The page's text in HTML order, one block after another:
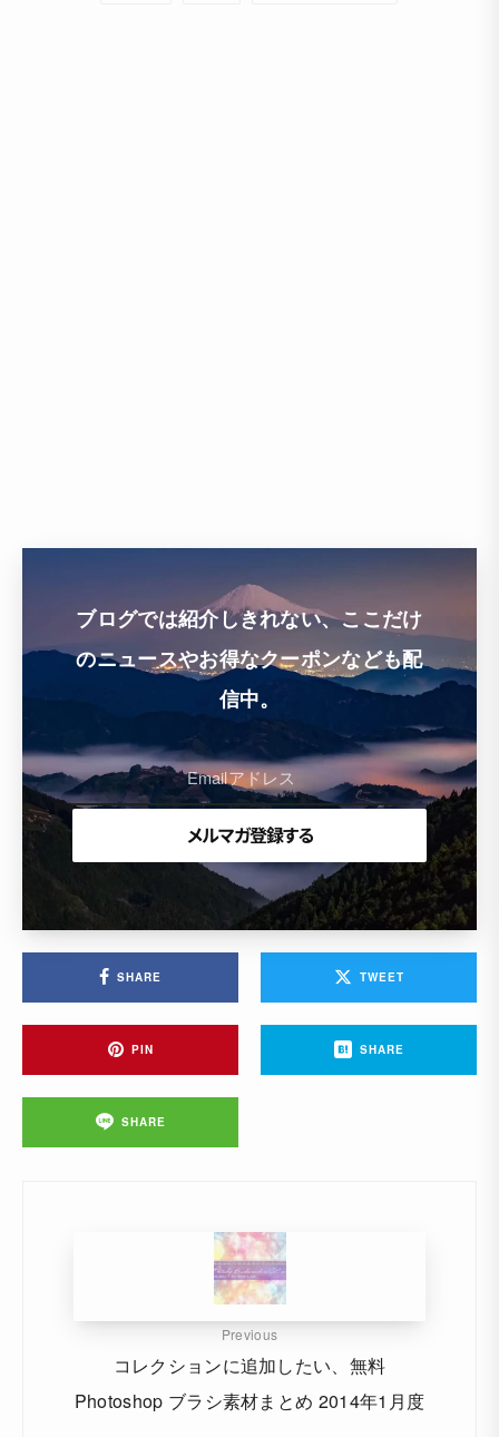
ブログでは紹介しきれない、ここだけ
のニュースやお得なクーポンなども配
信中。
SHARE TWEET
PIN SHARE
SHARE
Previous
コレクションに追加したい、無料
Photoshop ブラシ素材まとめ 2014年1月度